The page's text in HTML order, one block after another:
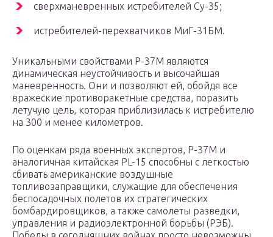
сверхманевренных истребителей Су-35;
истребителей-перехватчиков МиГ-31БМ.
Уникальными свойствами Р-37М являются
динамическая неустойчивость и высочайшая
маневренность. Они и позволяют ей, обойдя все
вражеские противоракетные средства, поразить
летучую цель, которая приблизилась к истребителю
на 300 и менее километров.
По оценкам ряда военных экспертов, Р-37М и
аналогичная китайская PL-15 способны с легкостью
сбивать американские воздушные
топливозаправщики, служащие для обеспечения
беспосадочных полетов их стратегических
бомбардировщиков, а также самолеты разведки,
управления и радиоэлектронной борьбы (РЭБ).